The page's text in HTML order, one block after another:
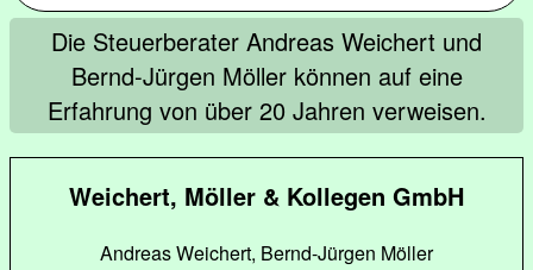
Die Steuerberater Andreas Weichert und
Bernd-Jürgen Möller können auf eine
Erfahrung von über 20 Jahren verweisen.
Weichert, Möller & Kollegen GmbH
Andreas Weichert, Bernd-Jürgen Möller